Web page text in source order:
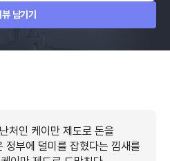
뷰 남기기
처인 케이만 제도로 돈을
정부에 덜미를 잡혔다는 낌새를